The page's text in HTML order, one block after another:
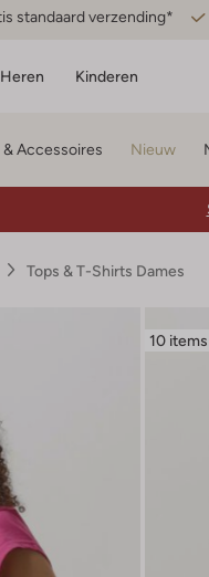
standaard verzending*
Heren Kinderen
& Accessoires Nieuw
Tops & T-Shirts Dames
10 items